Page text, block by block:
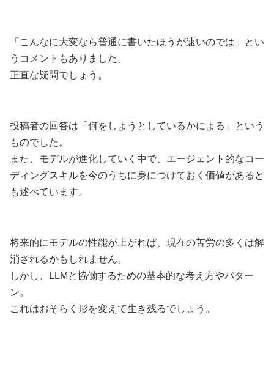
「こんなに大変なら普通に書いたほうが速いのでは」とい
うコメントもありました。
正直な疑問でしょう。
投稿者の回答は「何をしようとしているかによる」という
ものでした。
また、モデルが進化していく中で、エージェント的なコー
ディングスキルを今のうちに身につけておく価値があると
も述べています。
将来的にモデルの性能が上がれば、現在の苦労の多くは解
消されるかもしれません。
しかし、LLMと協働するための基本的な考え方やパター
ン。
これはおそらく形を変えて生き残るでしょう。